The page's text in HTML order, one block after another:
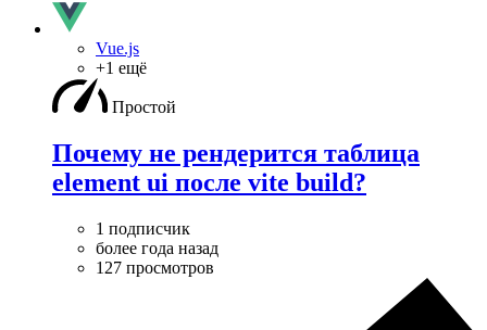
Vue.js
+1 ещё
Простой
Почему не рендерится таблица
element ui после vite build?
1 подписчик
более года назад
127 просмотров